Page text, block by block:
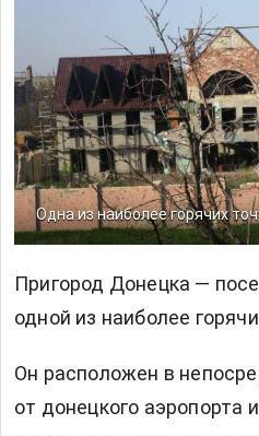
Одна из наиболее горячих
Пригород Донецка —
одной из наиболее
Он расположен в
от донецкого аэропорта